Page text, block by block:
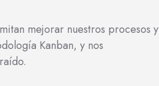
mejorar nuestros procesos y
Kanban, y nos